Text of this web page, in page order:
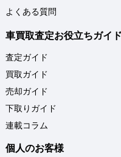
よくある質問
車買取査定お役立ちガイド
査定ガイド
買取ガイド
売却ガイド
下取りガイド
連載コラム
個人のお客様